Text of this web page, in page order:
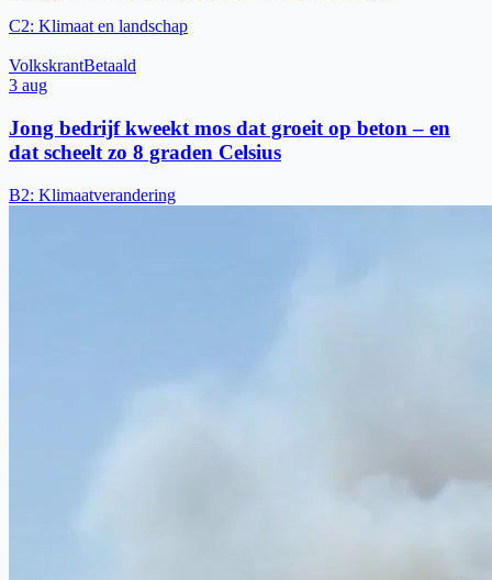
C2: Klimaat en landschap
VolkskrantBetaald
3 aug
Jong bedrijf kweekt mos dat groeit op beton – en
dat scheelt zo 8 graden Celsius
B2: Klimaatverandering